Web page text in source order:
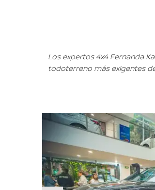
Los expertos 4x4 Fernanda
todoterreno más exigentes